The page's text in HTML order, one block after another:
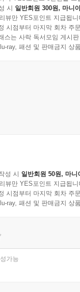
시 일반회원 300원, 마니
뷰만 YES포인트 지급됩니
시점부터 마지막 회차 주
스는 사락 독서모임 게시
ray, 패션 및 판매금지 상
성 시 일반회원 50원, 마니
뷰만 YES포인트 지급됩니
시점부터 마지막 회차 주
ray, 패션 및 판매금지 상
가능